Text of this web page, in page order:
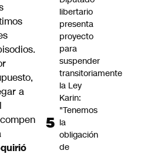
a
libertario
presenta
proyecto
para
suspender
transitoriamente
la Ley
Karin:
"Tenemos
la
obligación
de